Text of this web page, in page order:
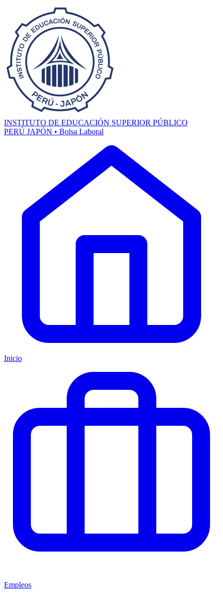
INSTITUTO DE EDUCACIÓN SUPERIOR PÚBLICO
PERÚ JAPÓN • Bolsa Laboral
Inicio
Empleos